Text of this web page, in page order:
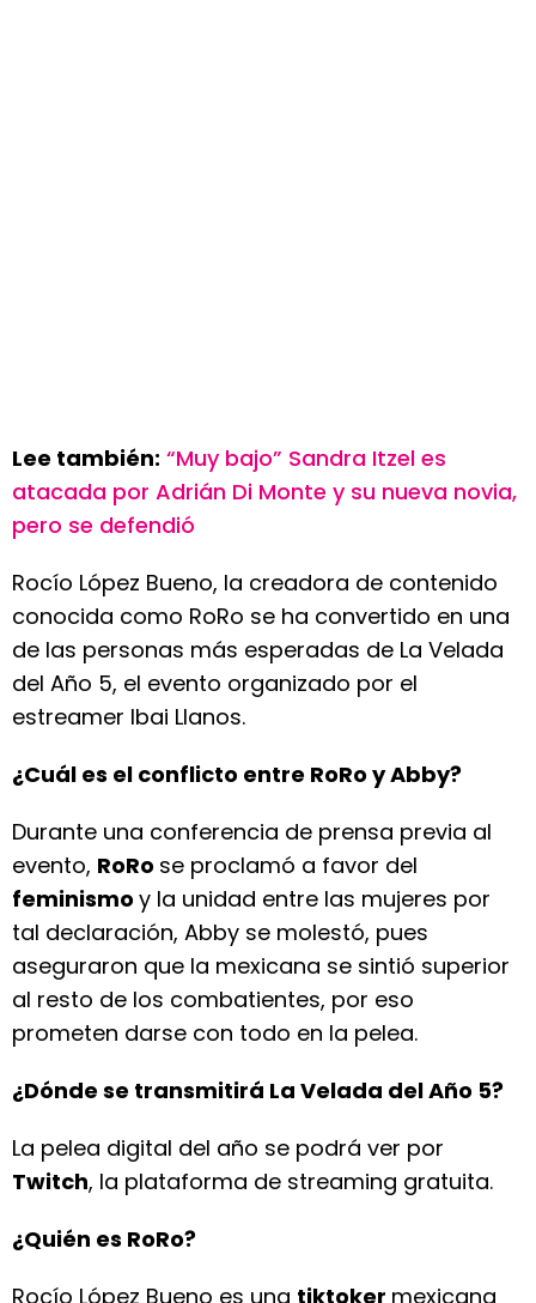
Lee también: “Muy bajo” Sandra Itzel es
atacada por Adrián Di Monte y su nueva novia,
pero se defendió
Rocío López Bueno, la creadora de contenido
conocida como RoRo se ha convertido en una
de las personas más esperadas de La Velada
del Año 5, el evento organizado por el
estreamer Ibai Llanos.
¿Cuál es el conflicto entre RoRo y Abby?
Durante una conferencia de prensa previa al
evento, RoRo se proclamó a favor del
feminismo y la unidad entre las mujeres por
tal declaración, Abby se molestó, pues
aseguraron que la mexicana se sintió superior
al resto de los combatientes, por eso
prometen darse con todo en la pelea.
¿Dónde se transmitirá La Velada del Año 5?
La pelea digital del año se podrá ver por
Twitch, la plataforma de streaming gratuita.
¿Quién es RoRo?
Rocío López Bueno es una tiktoker mexicana